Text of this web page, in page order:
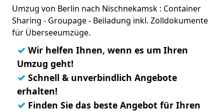
Umzug von Berlin nach Nischnekamsk : Container
Sharing - Groupage - Beiladung inkl. Zolldokumente
für Überseeumzüge.
✓ Wir helfen Ihnen, wenn es um Ihren
Umzug geht!
✓ Schnell & unverbindlich Angebote
erhalten!
✓ Finden Sie das beste Angebot für Ihren